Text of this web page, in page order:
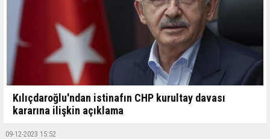
Kılıçdaroğlu'ndan istinafın CHP kurultay davası
kararına ilişkin açıklama
09-12-2023 15:52